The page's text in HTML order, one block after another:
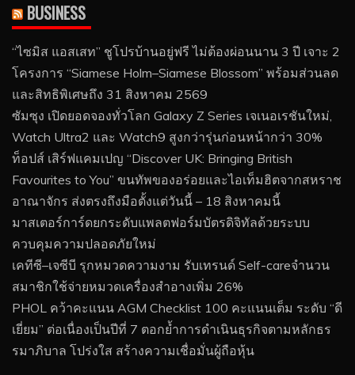
BUSINESS
“ไซมิส แอสเสท” ชูโปรบ้านอยู่ฟรี ไม่ต้องผ่อนนาน 3 ปี เจาะ 2
โครงการ “Siamese Holm–Siamese Blossom” พร้อมส่วนลด
และสิทธิพิเศษถึง 31 สิงหาคม 2569
ซัมซุง เปิดยอดจองทั่วโลก Galaxy Z Series เจเนอเรชันใหม่,
Watch Ultra2 และ Watch9 สูงกว่ารุ่นก่อนหน้ากว่า 30%
ท็อปส์ เสิร์ฟแคมเปญ “Discover UK: Bringing British
Favourites to You” ขนทัพของอร่อยและไอเท็มฮิตจากสหราช
อาณาจักร ส่งตรงถึงมือตั้งแต่วันนี้ – 18 สิงหาคมนี้
มาสเตอร์การ์ดยกระดับแพลตฟอร์มบัตรดิจิทัลด้วยระบบ
ควบคุมความปลอดภัยใหม่
เคทีซี–เจซีบี รุกหมวดความงาม รับเทรนด์ Self-careจำนวน
สมาชิกใช้จ่ายหมวดเครื่องสำอางเพิ่ม 26%
PHOL คว้าคะแนน AGM Checklist 100 คะแนนเต็ม ระดับ “ดี
เยี่ยม” ต่อเนื่องเป็นปีที่ 7 ตอกย้ำการดำเนินธุรกิจตามหลักธร
รมาภิบาล โปร่งใส สร้างความเชื่อมั่นผู้ถือหุ้น